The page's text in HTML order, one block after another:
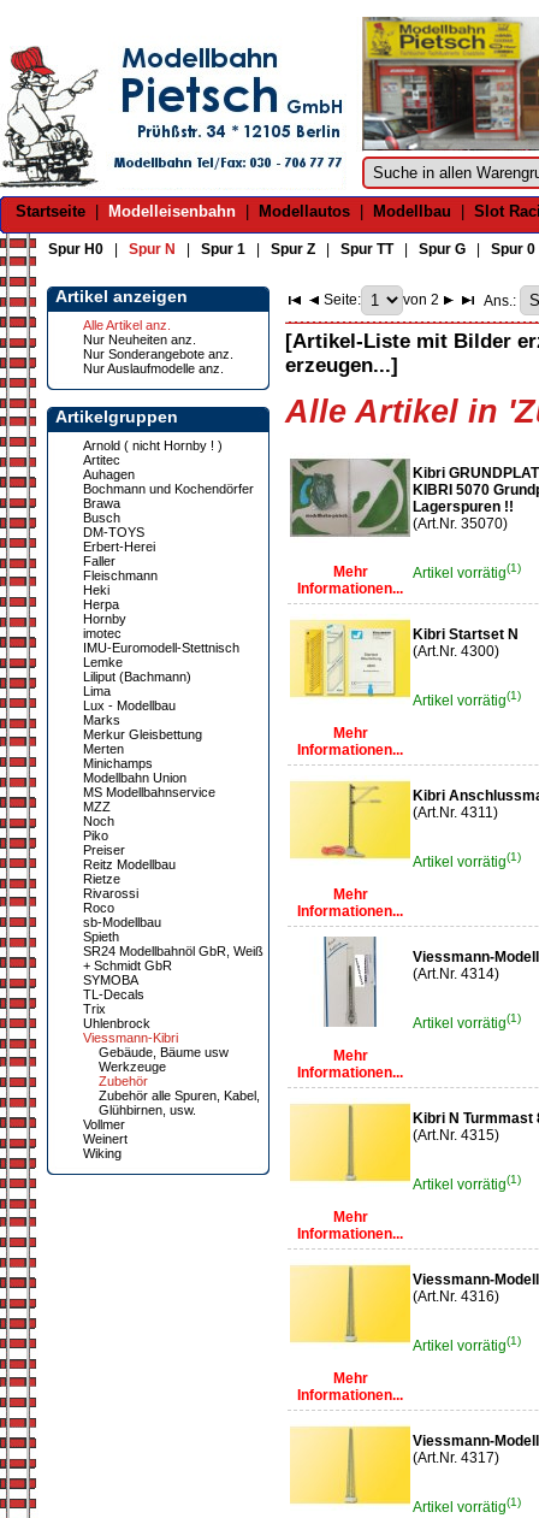
Startseite Modelleisenbahn Modellautos Modellbau Slot
Spur H0 Spur N Spur 1 Spur Z Spur TT| Spur G Spur 0
Artikel anzeigen
Alle Artikel anz.
Nur Neuheiten anz.
Nur Sonderangebote anz.
Nur Auslaufmodelle anz.
Artikelgruppen
Arnold ( nicht Hornby ! )
Artitec
Auhagen
Bochmann und Kochendörfer
Brawa
Busch
DM-TOYS
Erbert-Herei
Faller
Fleischmann
Heki
Herpa
Hornby
imotec
IMU-Euromodell-Stettnisch
Lemke
Liliput (Bachmann)
Lima
Lux - Modellbau
Marks
Merkur Gleisbettung
Merten
Minichamps
Modellbahn Union
MS Modellbahnservice
MZZ
Noch
Piko
Preiser
Reitz Modellbau
Rietze
Rivarossi
Roco
sb-Modellbau
Spieth
SR24 Modellbahnöl GbR, Weiß
+ Schmidt GbR
SYMOBA
TL-Decals
Trix
Uhlenbrock
Viessmann-Kibri
Gebäude, Bäume usw
Werkzeuge
Zubehör
Zubehör alle Spuren, Kabel,
Glühbirnen, usw.
Vollmer
Weinert
Wiking
Seite: von 2 Ans.:
[Artikel-Liste mit Bilder
erzeugen...]
Alle Artikel in
Mehr
Informationen...
Kibri
KIBRI 5070
Lagerspuren !!
(Art.Nr. 35070)
Artikel vorrätig(1)
Mehr
Informationen...
Kibri Startset N
(Art.Nr. 4300)
Artikel vorrätig(1)
Mehr
Informationen...
Kibri
(Art.Nr. 4311)
Artikel vorrätig(1)
Mehr
Informationen...
Viessmann-
(Art.Nr. 4314)
Artikel vorrätig(1)
Mehr
Informationen...
Kibri N Turmmast
(Art.Nr. 4315)
Artikel vorrätig(1)
Mehr
Informationen...
Viessmann-
(Art.Nr. 4316)
Artikel vorrätig(1)
Viessmann-
(Art.Nr. 4317)
Artikel vorrätig(1)